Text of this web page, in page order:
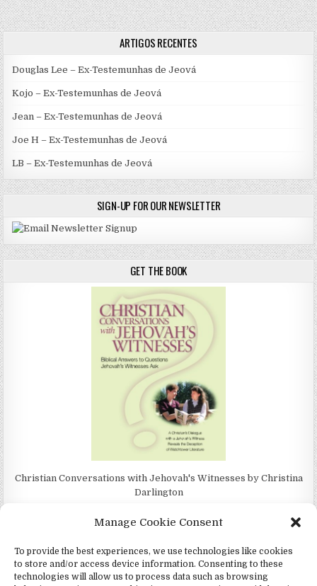
Manage Cookie Consent
To provide the best experiences, we use technologies like cookies
to store and/or access device information. Consenting to these
technologies will allow us to process data such as browsing
ARTIGOS RECENTES
Douglas Lee – Ex-Testemunhas de Jeová
Kojo – Ex-Testemunhas de Jeová
Jean – Ex-Testemunhas de Jeová
Joe H – Ex-Testemunhas de Jeová
LB – Ex-Testemunhas de Jeová
SIGN-UP FOR OUR NEWSLETTER
GET THE BOOK
Christian Conversations with Jehovah's Witnesses by Christina
Darlington
4Jehovah.org - Witnesses for Jesus Inc - Colorado Springs, Co 80949